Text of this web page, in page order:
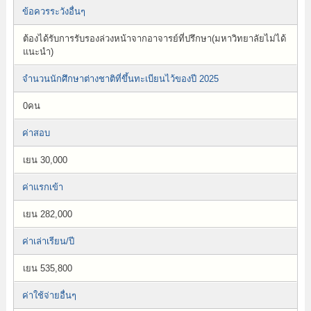
ข้อควรระวังอื่นๆ
ต้องได้รับการรับรองล่วงหน้าจากอาจารย์ที่ปรึกษา(มหาวิทยาลัยไม่ได้
แนะนำ)
จำนวนนักศึกษาต่างชาติที่ขึ้นทะเบียนไว้ของปี 2025
0คน
ค่าสอบ
เยน 30,000
ค่าแรกเข้า
เยน 282,000
ค่าเล่าเรียน/ปี
เยน 535,800
ค่าใช้จ่ายอื่นๆ